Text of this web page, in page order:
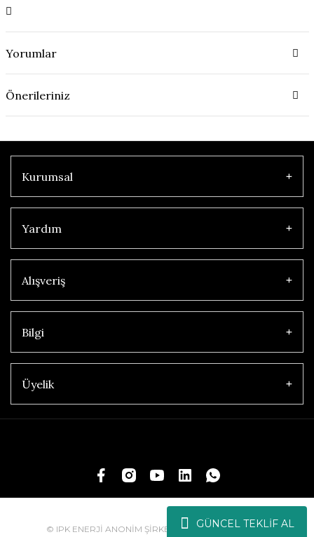
GÜNCEL TEKLİF AL
Yorumlar
Önerileriniz
Kurumsal
Yardım
Alışveriş
Bilgi
Üyelik
© IPK ENERJİ ANONİM ŞİRKETİ | Tüm Hakları Saklıdır.